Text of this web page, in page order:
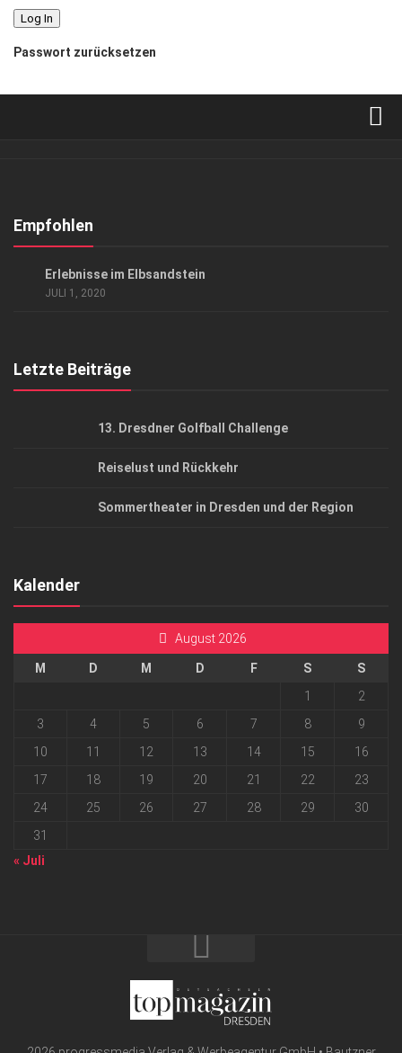
Passwort zurücksetzen
Kontakt, Impressum
Empfohlen
Erlebnisse im Elbsandstein
JULI 1, 2020
Letzte Beiträge
13. Dresdner Golfball Challenge
Reiselust und Rückkehr
Sommertheater in Dresden und der Region
Kalender
August 2026
M D M D F S
S
1
2
3
4 5 6 7 8
9
10
11 12 13 14 15
16
17
18 19 20 21 22
23
24
25 26 27 28 29
30
31
« Juli